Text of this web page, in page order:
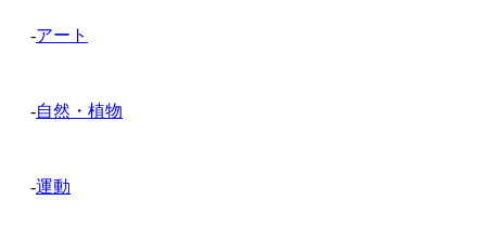
-アート
-自然・植物
-運動